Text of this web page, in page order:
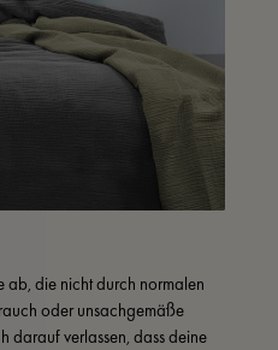
ab, die nicht durch normalen
oder unsachgemäße
darauf verlassen, dass deine